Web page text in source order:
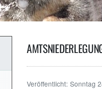
Veröffentlicht: Sonntag